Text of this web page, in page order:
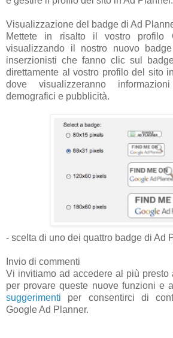
Visualizzazione del badge di Ad
Mettete in risalto il vostro profilo
visualizzando il nostro nuovo
inserzionisti che fanno clic sul
direttamente al vostro profilo del sito
dove visualizzeranno
demografici e pubblicità.
- scelta di uno dei quattro badge di Ad
Invio di commenti
Vi invitiamo ad accedere al più presto
per provare queste nuove funzioni e
suggerimenti per consentirci di
Google Ad Planner.